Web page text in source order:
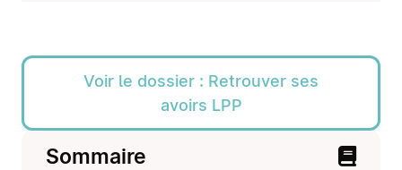
Voir le dossier : Retrouver ses
avoirs LPP
Sommaire